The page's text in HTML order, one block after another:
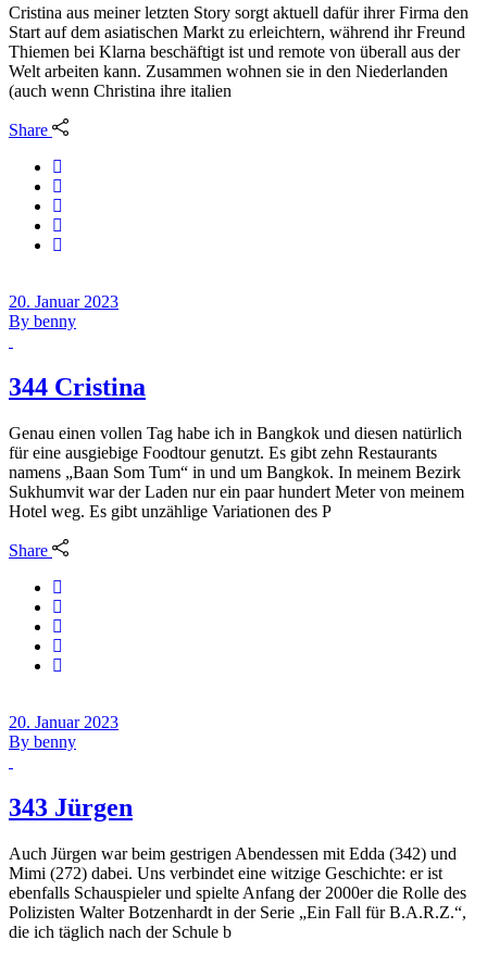
Cristina aus meiner letzten Story sorgt aktuell dafür ihrer Firma den
Start auf dem asiatischen Markt zu erleichtern, während ihr Freund
Thiemen bei Klarna beschäftigt ist und remote von überall aus der
Welt arbeiten kann. Zusammen wohnen sie in den Niederlanden
(auch wenn Christina ihre italien
Share
20. Januar 2023
By benny
344 Cristina
Genau einen vollen Tag habe ich in Bangkok und diesen natürlich
für eine ausgiebige Foodtour genutzt. Es gibt zehn Restaurants
namens „Baan Som Tum“ in und um Bangkok. In meinem Bezirk
Sukhumvit war der Laden nur ein paar hundert Meter von meinem
Hotel weg. Es gibt unzählige Variationen des P
Share
20. Januar 2023
By benny
343 Jürgen
Auch Jürgen war beim gestrigen Abendessen mit Edda (342) und
Mimi (272) dabei. Uns verbindet eine witzige Geschichte: er ist
ebenfalls Schauspieler und spielte Anfang der 2000er die Rolle des
Polizisten Walter Botzenhardt in der Serie „Ein Fall für B.A.R.Z.“,
die ich täglich nach der Schule b